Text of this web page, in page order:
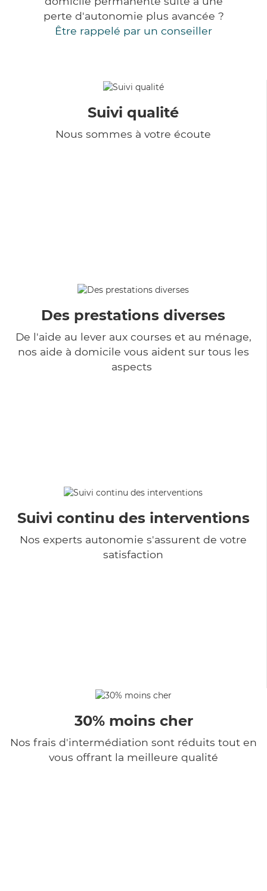
perte d'autonomie plus avancée ?
Être rappelé par un conseiller
Suivi qualité
Nous sommes à votre écoute
Des prestations diverses
De l'aide au lever aux courses et au ménage,
nos aide à domicile vous aident sur tous les
aspects
Suivi continu des interventions
Nos experts autonomie s'assurent de votre
satisfaction
30% moins cher
Nos frais d'intermédiation sont réduits tout en
vous offrant la meilleure qualité